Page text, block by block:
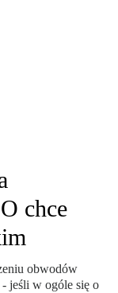
chce
obwodów
jeśli w ogóle się o